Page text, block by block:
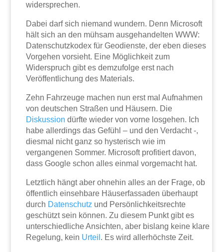
widersprechen.
Dabei darf sich niemand wundern. Denn Microsoft
hält sich an den mühsam ausgehandelten WWW:
Datenschutzkodex für Geodienste, der eben dieses
Vorgehen vorsieht. Eine Möglichkeit zum
Widerspruch gibt es demzufolge erst nach
Veröffentlichung des Materials.
Zehn Fahrzeuge machen nun erst mal Aufnahmen
von deutschen Straßen und Häusern. Die
Diskussion dürfte wieder von vorne losgehen. Ich
habe allerdings das Gefühl – und den Verdacht -,
diesmal nicht ganz so hysterisch wie im
vergangenen Sommer. Microsoft profitiert davon,
dass Google schon alles einmal vorgemacht hat.
Letztlich hängt aber ohnehin alles an der Frage, ob
öffentlich einsehbare Häuserfassaden überhaupt
durch Datenschutz und Persönlichkeitsrechte
geschützt sein können. Zu diesem Punkt gibt es
unterschiedliche Ansichten, aber bislang keine klare
Regelung, kein Urteil . Es wird allerhöchste Zeit.